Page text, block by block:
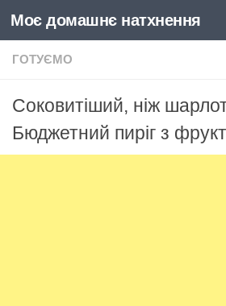
Skip to content
Моє домашнє натхнення
ГОТУЄМО
Соковитіший, ніж
Бюджетний пиріг з